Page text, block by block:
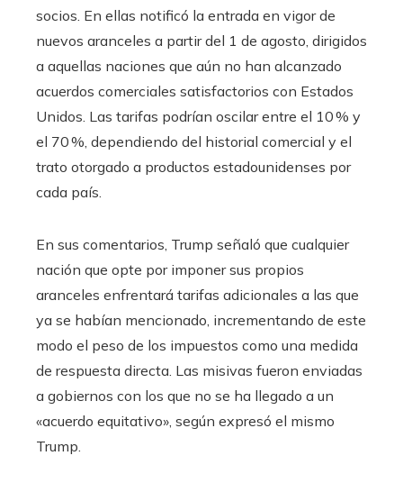
socios. En ellas notificó la entrada en vigor de
nuevos aranceles a partir del 1 de agosto, dirigidos
a aquellas naciones que aún no han alcanzado
acuerdos comerciales satisfactorios con Estados
Unidos. Las tarifas podrían oscilar entre el 10 % y
el 70 %, dependiendo del historial comercial y el
trato otorgado a productos estadounidenses por
cada país.
En sus comentarios, Trump señaló que cualquier
nación que opte por imponer sus propios
aranceles enfrentará tarifas adicionales a las que
ya se habían mencionado, incrementando de este
modo el peso de los impuestos como una medida
de respuesta directa. Las misivas fueron enviadas
a gobiernos con los que no se ha llegado a un
«acuerdo equitativo», según expresó el mismo
Trump.